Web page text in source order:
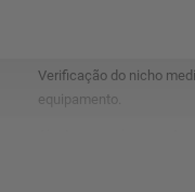
Verificação do nicho
equipamento.